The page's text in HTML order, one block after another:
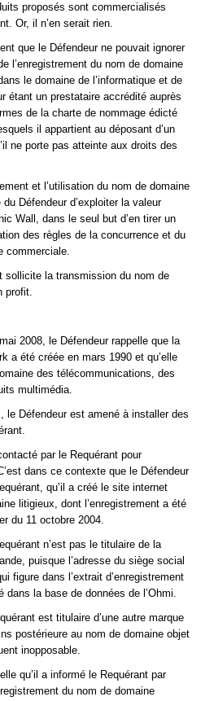
proposés sont commercialisés
Or, il n’en serait rien.
que le Défendeur ne pouvait ignorer
l’enregistrement du nom de domaine
le domaine de l’informatique et de
étant un prestataire accrédité auprès
de la charte de nommage édicté
il appartient au déposant d’un
ne porte pas atteinte aux droits des
et l’utilisation du nom de domaine
Défendeur d’exploiter la valeur
Wall, dans le seul but d’en tirer un
des règles de la concurrence et du
commerciale.
sollicite la transmission du nom de
profit.
2008, le Défendeur rappelle que la
a été créée en mars 1990 et qu’elle
des télécommunications, des
multimédia.
le Défendeur est amené à installer des
par le Requérant pour
dans ce contexte que le Défendeur
qu’il a créé le site internet
litigieux, dont l’enregistrement a été
du 11 octobre 2004.
n’est pas le titulaire de la
puisque l’adresse du siège social
figure dans l’extrait d’enregistrement
dans la base de données de l’Ohmi.
est titulaire d’une autre marque
postérieure au nom de domaine objet
inopposable.
qu’il a informé le Requérant par
du nom de domaine